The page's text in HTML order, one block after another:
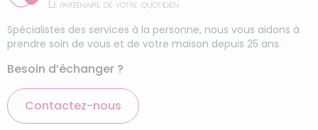
Spécialistes des services à la personne, nous vous aidons à
prendre soin de vous et de votre maison depuis 25 ans.
Besoin d’échanger ?
Contactez-nous